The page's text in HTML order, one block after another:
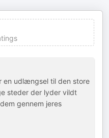
en udlængsel til den store
steder der lyder vildt
gennem jeres